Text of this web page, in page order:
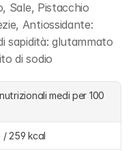
Sale, Pistacchio
Antiossidante:
sapidità: glutammato
di sodio
medi per 100
/ 259 kcal